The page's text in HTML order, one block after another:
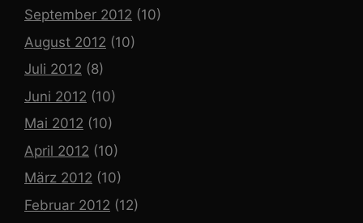
September 2012 (10)
August 2012 (10)
Juli 2012 (8)
Juni 2012 (10)
Mai 2012 (10)
April 2012 (10)
März 2012 (10)
Februar 2012 (12)